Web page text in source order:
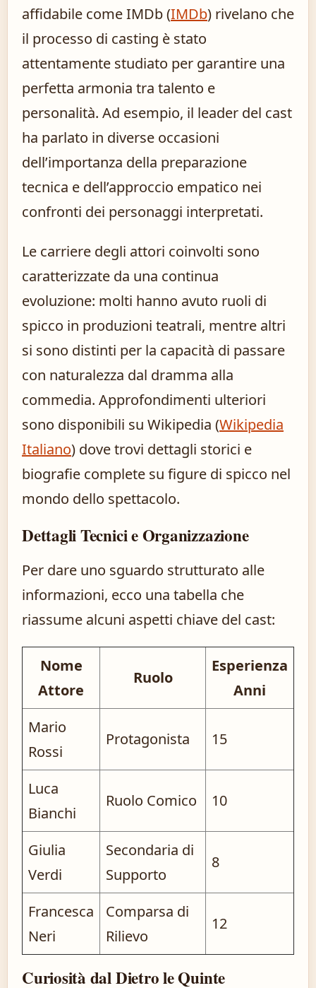
affidabile come IMDb (IMDb) rivelano che
il processo di casting è stato
attentamente studiato per garantire una
perfetta armonia tra talento e
personalità. Ad esempio, il leader del cast
ha parlato in diverse occasioni
dell’importanza della preparazione
tecnica e dell’approccio empatico nei
confronti dei personaggi interpretati.
Le carriere degli attori coinvolti sono
caratterizzate da una continua
evoluzione: molti hanno avuto ruoli di
spicco in produzioni teatrali, mentre altri
si sono distinti per la capacità di passare
con naturalezza dal dramma alla
commedia. Approfondimenti ulteriori
sono disponibili su Wikipedia (Wikipedia
Italiano) dove trovi dettagli storici e
biografie complete su figure di spicco nel
mondo dello spettacolo.
Dettagli Tecnici e Organizzazione
Per dare uno sguardo strutturato alle
informazioni, ecco una tabella che
riassume alcuni aspetti chiave del cast:
Nome
Attore
Ruolo
Esperienza
Anni
Mario
Rossi
Protagonista 15
Luca
Bianchi
Ruolo Comico 10
Giulia
Verdi
Secondaria di
Supporto
8
Francesca
Neri
Comparsa di
Rilievo
12
Curiosità dal Dietro le Quinte